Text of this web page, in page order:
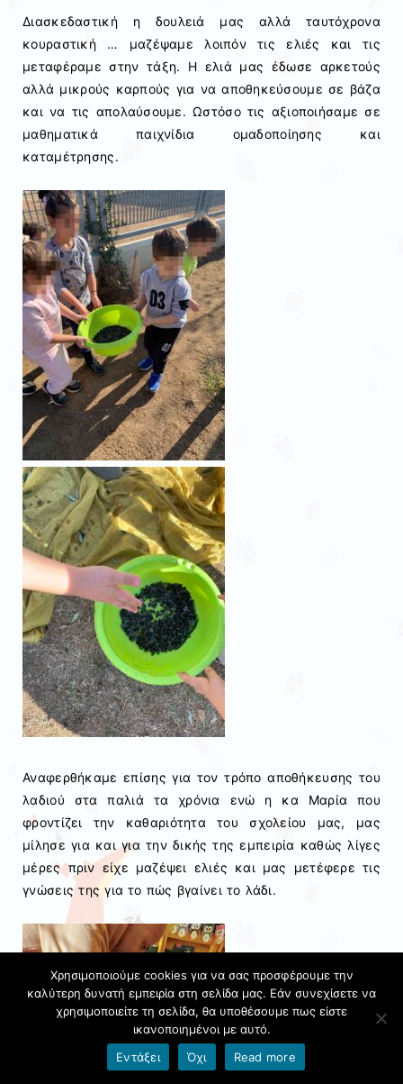
Διασκεδαστική η δουλειά μας αλλά ταυτόχρονα
κουραστική … μαζέψαμε λοιπόν τις ελιές και τις
μεταφέραμε στην τάξη. Η ελιά μας έδωσε αρκετούς
αλλά μικρούς καρπούς για να αποθηκεύσουμε σε βάζα
και να τις απολαύσουμε. Ωστόσο τις αξιοποιήσαμε σε
μαθηματικά παιχνίδια ομαδοποίησης και
καταμέτρησης.
Αναφερθήκαμε επίσης για τον τρόπο αποθήκευσης του
λαδιού στα παλιά τα χρόνια ενώ η κα Μαρία που
φροντίζει την καθαριότητα του σχολείου μας, μας
μίλησε για και για την δικής της εμπειρία καθώς λίγες
μέρες πριν είχε μαζέψει ελιές και μας μετέφερε τις
γνώσεις της για το πώς βγαίνει το λάδι.
Χρησιμοποιούμε cookies για να σας προσφέρουμε την
καλύτερη δυνατή εμπειρία στη σελίδα μας. Εάν συνεχίσετε να
χρησιμοποιείτε τη σελίδα, θα υποθέσουμε πως είστε
ικανοποιημένοι με αυτό.
Εντάξει
Όχι Read more